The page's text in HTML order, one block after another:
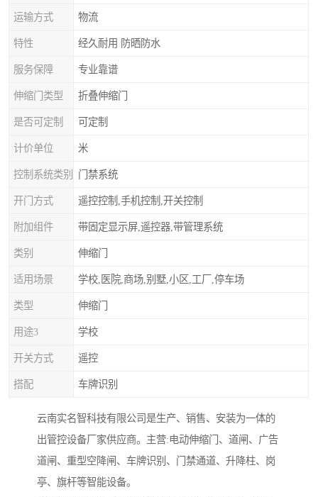
运输方式 物流
特性 经久耐用 防晒防水
服务保障 专业靠谱
伸缩门类型 折叠伸缩门
是否可定制 可定制
计价单位 米
控制系统类别 门禁系统
开门方式 遥控控制,手机控制,开关控制
附加组件 带固定显示屏,遥控器,带管理系统
类别 伸缩门
适用场景 学校,医院,商场,别墅,小区,工厂,停车场
类型 伸缩门
用途3 学校
开关方式 遥控
搭配 车牌识别
云南实名智科技有限公司是生产、销售、安装为一体的
出管控设备厂家供应商。主营:电动伸缩门、道闸、广告
道闸、重型空降闸、车牌识别、门禁通道、升降柱、岗
亭、旗杆等智能设备。